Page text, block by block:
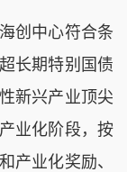
创中心符合条
长期特别国债
新兴产业顶尖
业化阶段，按
产业化奖励、